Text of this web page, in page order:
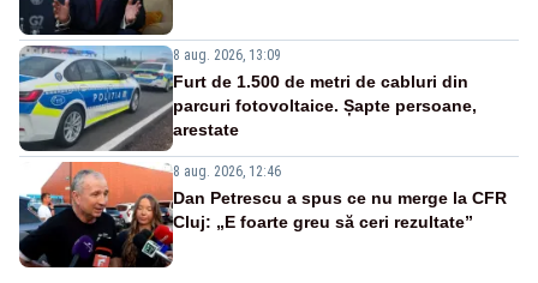
8 aug. 2026, 13:09
Furt de 1.500 de metri de cabluri din
parcuri fotovoltaice. Șapte persoane,
arestate
8 aug. 2026, 12:46
Dan Petrescu a spus ce nu merge la CFR
Cluj: „E foarte greu să ceri rezultate”